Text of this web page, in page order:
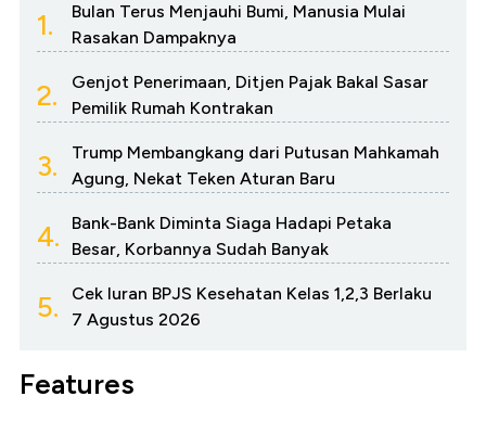
1.
Bulan Terus Menjauhi Bumi, Manusia Mulai
Rasakan Dampaknya
2.
Genjot Penerimaan, Ditjen Pajak Bakal Sasar
Pemilik Rumah Kontrakan
3.
Trump Membangkang dari Putusan Mahkamah
Agung, Nekat Teken Aturan Baru
4.
Bank-Bank Diminta Siaga Hadapi Petaka
Besar, Korbannya Sudah Banyak
5.
Cek Iuran BPJS Kesehatan Kelas 1,2,3 Berlaku
7 Agustus 2026
Features